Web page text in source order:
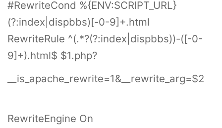
#RewriteCond %{ENV:SCRIPT_URL}
(?:index|dispbbs)[-0-9]+.html
RewriteRule ^(.*?(?:index|dispbbs))-([-0-
9]+).html$ $1.php?
__is_apache_rewrite=1&__rewrite_arg=$2
RewriteEngine On